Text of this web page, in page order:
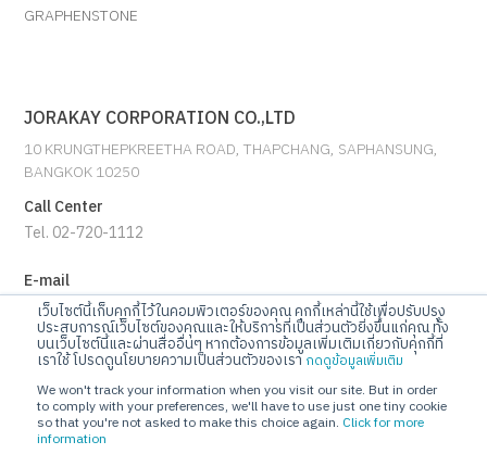
เว็บไซต์นี้เก็บคุกกี้ไว้ในคอมพิวเตอร์ของคุณ คุกกี้เหล่านี้ใช้เพื่อปรับปรุง
ประสบการณ์เว็บไซต์ของคุณและให้บริการที่เป็นส่วนตัวยิ่งขึ้นแก่คุณ ทั้ง
บนเว็บไซต์นี้และผ่านสื่ออื่นๆ หากต้องการข้อมูลเพิ่มเติมเกี่ยวกับคุกกี้ที่
เราใช้ โปรดดูนโยบายความเป็นส่วนตัวของเรากดดูข้อมูลเพิ่มเติม
We won't track your information when you visit our site. But in order
to comply with your preferences, we'll have to use just one tiny cookie
so that you're not asked to make this choice again. Click for more
information
GRAPHENSTONE
JORAKAY CORPORATION CO.,LTD
10 KRUNGTHEPKREETHA ROAD, THAPCHANG, SAPHANSUNG,
BANGKOK 10250
Call Center
Tel. 02-720-1112
E-mail
info@jorakay.co.th
Social